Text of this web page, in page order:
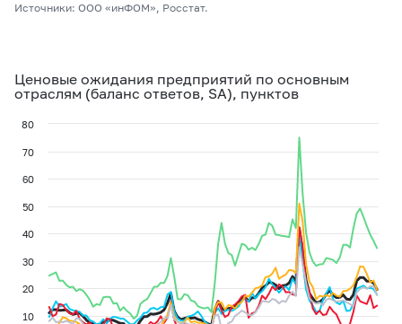
Ценовые ожидания предприятий по основным
отраслям (баланс ответов, SA), пунктов
10
20
30
40
50
60
70
80
Источники: ООО «инФОМ», Росстат.